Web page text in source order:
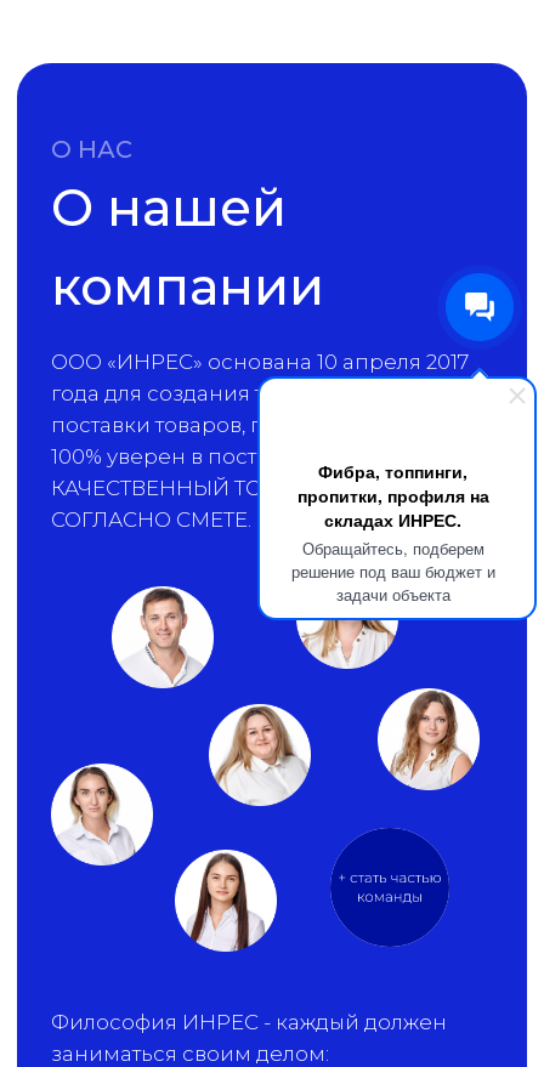
Фибра, топпинги,
пропитки, профиля на
складах ИНРЕС.
Обращайтесь, подберем
решение под ваш бюджет и
задачи объекта
География
наших поставок
не имеет границ
ИнРеС выбирают более 1000
компаний по всей стране и СНГ